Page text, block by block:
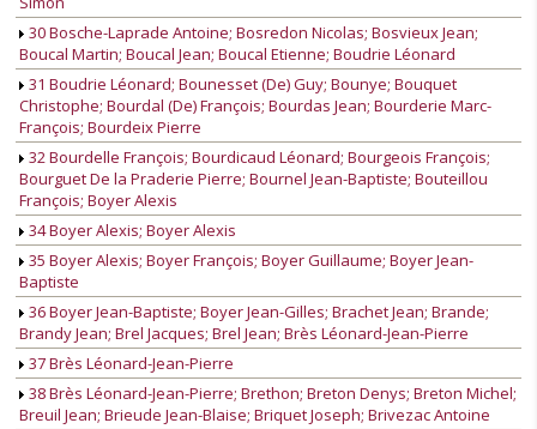
30 Bosche-Laprade Antoine; Bosredon Nicolas; Bosvieux Jean;
Boucal Martin; Boucal Jean; Boucal Etienne; Boudrie Léonard
31 Boudrie Léonard; Bounesset (De) Guy; Bounye; Bouquet
Christophe; Bourdal (De) François; Bourdas Jean; Bourderie Marc-
François; Bourdeix Pierre
32 Bourdelle François; Bourdicaud Léonard; Bourgeois François;
Bourguet De la Praderie Pierre; Bournel Jean-Baptiste; Bouteillou
François; Boyer Alexis
34 Boyer Alexis; Boyer Alexis
35 Boyer Alexis; Boyer François; Boyer Guillaume; Boyer Jean-
Baptiste
36 Boyer Jean-Baptiste; Boyer Jean-Gilles; Brachet Jean; Brande;
Brandy Jean; Brel Jacques; Brel Jean; Brès Léonard-Jean-Pierre
37 Brès Léonard-Jean-Pierre
38 Brès Léonard-Jean-Pierre; Brethon; Breton Denys; Breton Michel;
Breuil Jean; Brieude Jean-Blaise; Briquet Joseph; Brivezac Antoine